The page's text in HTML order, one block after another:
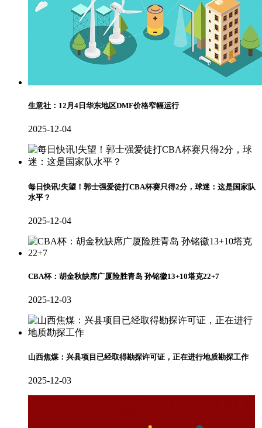
生意社：12月4日华东地区DMF价格窄幅运行
2025-12-04
每日快讯!失望！郭士强爱徒打CBA杯赛只得2分，球迷：这是国家队
水平？
2025-12-04
CBA杯：胡金秋缺席广厦险胜青岛 孙铭徽13+10塔克22+7
2025-12-03
山西焦煤：兴县项目已经取得勘探许可证，正在进行地质勘探工作
2025-12-03